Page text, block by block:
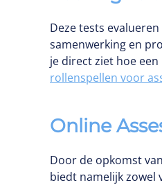
Deze tests
samenwerking en
je direct ziet hoe
rollenspellen voor
Online
Door de opkomst
biedt namelijk zowel